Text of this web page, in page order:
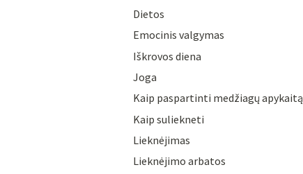
Dietos
Emocinis valgymas
Iškrovos diena
Joga
Kaip paspartinti medžiagų apykaitą
Kaip suliekneti
Lieknėjimas
Lieknėjimo arbatos